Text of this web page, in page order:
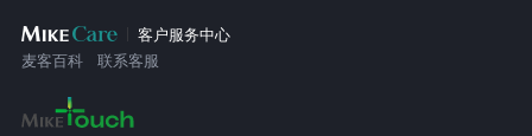
客户服务中心
麦客百科
联系客服